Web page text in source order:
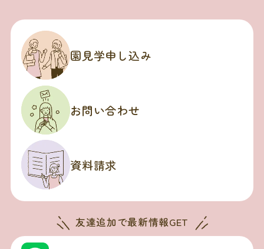
園見学申し込み
お問い合わせ
資料請求
友達追加で最新情報GET